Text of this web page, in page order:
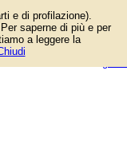
San Ciro a Portici
Tra le attività: Capricci di
e di profilazione).
saperne di più e per
a leggere la